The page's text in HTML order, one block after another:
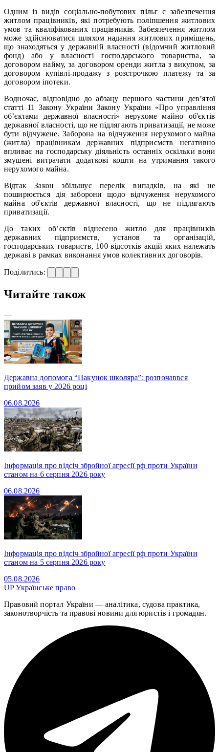
Одним із видів соціально-побутових пільг є забезпечення
житлом працівників, які потребують поліпшення житлових
умов та кваліфікованих працівників. Забезпечення житлом
може здійснюватися шляхом надання житлових приміщень,
що знаходяться у державній власності (відомчий житловий
фонд) або у власності господарського товариства, за
договором найму, за договором оренди житла з викупом, за
договором купівлі-продажу з розстрочкою платежу та за
договором іпотеки.
Водночас, відповідно до абзацу першого частини дев’ятої
статті 11 Закону України Закону України «Про управління
об’єктами державної власності» нерухоме майно об'єктів
державної власності, що не підлягають приватизації, не може
бути відчужене. Заборона на відчуження нерухомого майна
(житла) працівникам державних підприємств негативно
впливає на господарську діяльність останніх оскільки вони
змушені витрачати додаткові кошти на утримання такого
нерухомого майна.
Відтак Закон збільшує перелік випадків, на які не
поширюється дія заборони щодо відчуження нерухомого
майна об'єктів державної власності, що не підлягають
приватизації.
До таких об’єктів віднесено житло для працівників
державних підприємств, установ та організацій,
господарських товариств, 100 відсотків акцій яких належать
державі в рамках виконання умов колективних договорів.
Поділитись:
Читайте також
—
Державна допомога “Пакунок школяра”: розпочаввся
прийом заяв у 2026 році
06.08.2026
Інформація про відсіч збройної агресії рф проти України
станом на 6 серпня 2026 року
06.08.2026
Інформація про відсіч збройної агресії рф проти України
станом на 5 серпня 2026 року
05.08.2026
UPУкраїнське право
Правовий портал України — аналітика, судова практика,
законотворчість та правові новини для юристів і громадян.